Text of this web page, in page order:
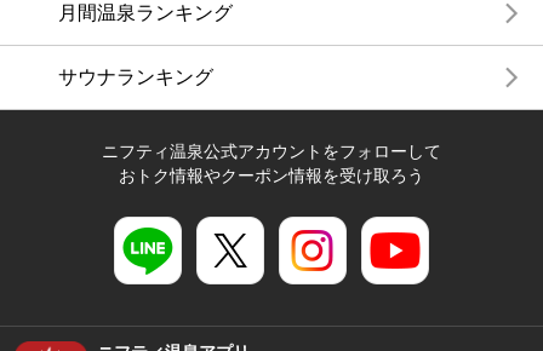
月間温泉ランキング
サウナランキング
ニフティ温泉公式アカウントをフォローして
おトク情報やクーポン情報を受け取ろう